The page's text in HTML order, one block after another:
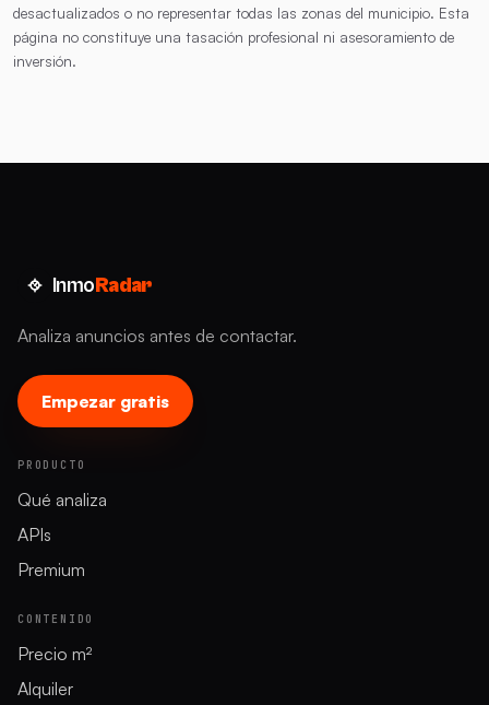
desactualizados o no representar todas las zonas del municipio. Esta
página no constituye una tasación profesional ni asesoramiento de
inversión.
InmoRadar
Analiza anuncios antes de contactar.
Empezar gratis
PRODUCTO
Qué analiza
APIs
Premium
CONTENIDO
Precio m²
Alquiler